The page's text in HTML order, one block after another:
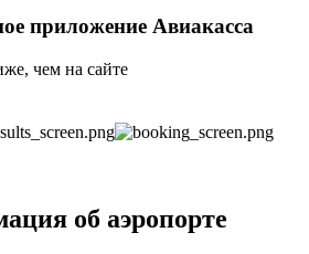
приложение Авиакасса
чем на сайте
об аэропорте